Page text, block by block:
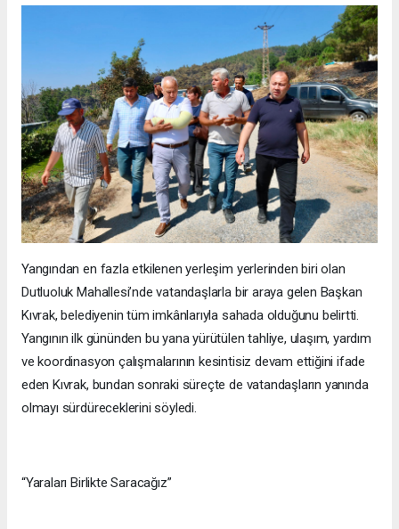
Yangından en fazla etkilenen yerleşim yerlerinden biri olan
Dutluoluk Mahallesi’nde vatandaşlarla bir araya gelen Başkan
Kıvrak, belediyenin tüm imkânlarıyla sahada olduğunu belirtti.
Yangının ilk gününden bu yana yürütülen tahliye, ulaşım, yardım
ve koordinasyon çalışmalarının kesintisiz devam ettiğini ifade
eden Kıvrak, bundan sonraki süreçte de vatandaşların yanında
olmayı sürdüreceklerini söyledi.
“Yaraları Birlikte Saracağız”